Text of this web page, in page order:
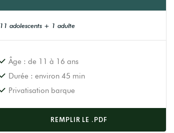
11 adolescents + 1 adulte
Âge : de 11 à 16 ans
Durée : environ 45 min
Privatisation barque
REMPLIR LE .PDF